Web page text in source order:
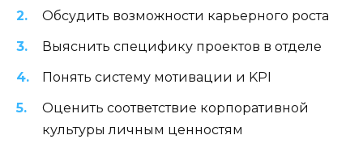
Обсудить возможности карьерного роста
Выяснить специфику проектов в отделе
Понять систему мотивации и KPI
Оценить соответствие корпоративной
культуры личным ценностям